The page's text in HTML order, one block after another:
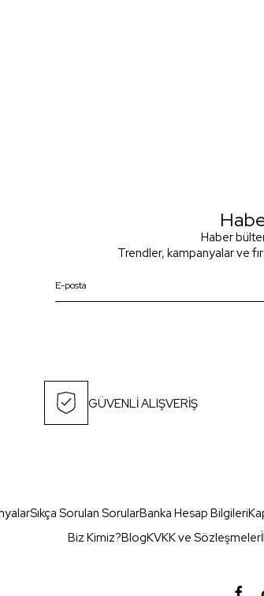
Haber
Trendler, kampanyalar ve
GÜVENLİ ALIŞVERİŞ
Sıkça Sorulan SorularBanka Hesap Bilgileri
Biz Kimiz?BlogKVKK ve Sözleşmeler